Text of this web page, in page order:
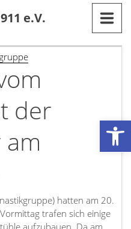
Werkzeugleiste öffnen
e.V.
der
hatten am 20.
trafen sich einige
aufzubauen. Da am